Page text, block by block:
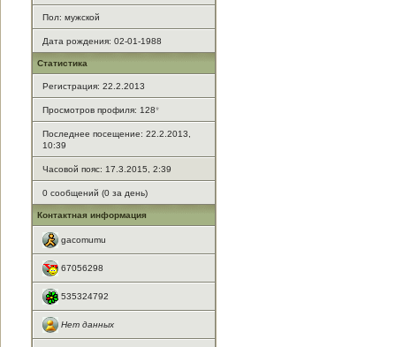
Пол: мужской
Дата рождения: 02-01-1988
Статистика
Регистрация: 22.2.2013
Просмотров профиля: 128*
Последнее посещение: 22.2.2013,
10:39
Часовой пояс: 17.3.2015, 2:39
0 сообщений (0 за день)
Контактная информация
gacomumu
67056298
535324792
Нет данных